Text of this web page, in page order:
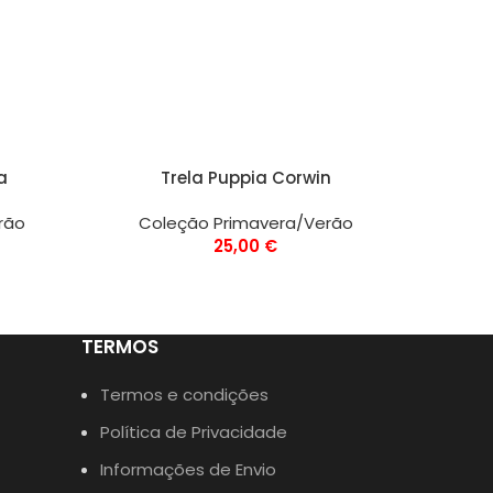
VER OPÇÕESTrela Puppia Corwin
Coleção Primavera/Verão
25,00 €
TERMOS
Termos e condições
Política de Privacidade
Informações de Envio